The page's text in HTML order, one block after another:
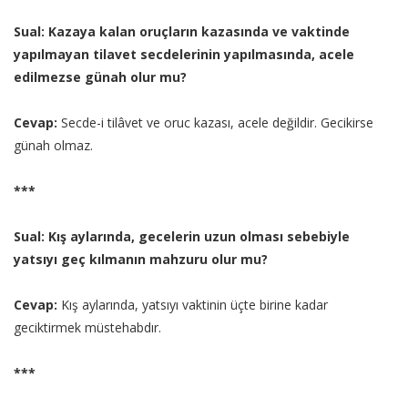
Sual: Kazaya kalan oruçların kazasında ve vaktinde
yapılmayan tilavet secdelerinin yapılmasında, acele
edilmezse günah olur mu?
Cevap: Secde-i tilâvet ve oruc kazası, acele değildir. Gecikirse
günah olmaz.
***
Sual: Kış aylarında, gecelerin uzun olması sebebiyle
yatsıyı geç kılmanın mahzuru olur mu?
Cevap: Kış aylarında, yatsıyı vaktinin üçte birine kadar
geciktirmek müstehabdır.
***